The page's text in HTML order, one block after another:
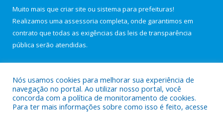
Muito mais que criar site ou sistema para prefeituras!
Realizamos uma assessoria completa, onde garantimos em
contrato que todas as exigências das leis de transparência
pública serão atendidas.
Nós usamos cookies para melhorar sua experiência de
navegação no portal. Ao utilizar nosso portal, você
concorda com a política de monitoramento de cookies.
Para ter mais informações sobre como isso é feito, acesse